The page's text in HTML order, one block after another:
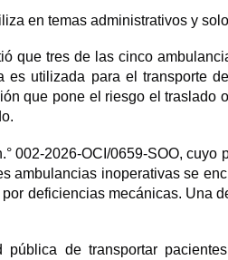
en temas administrativos y
que tres de las cinco
utilizada para el transporte
que pone el riesgo el traslado
002-2026-OCI/0659-SOO,
ambulancias inoperativas se
deficiencias mecánicas. Una
de transportar